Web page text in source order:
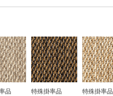
品
特殊掛率品
特殊掛率品